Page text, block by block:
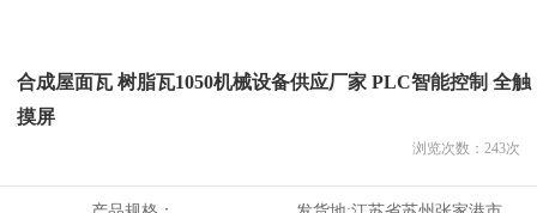
合成屋面瓦 树脂瓦1050机械设备供应厂家 PLC智能控制 全触
摸屏
浏览次数： 243次